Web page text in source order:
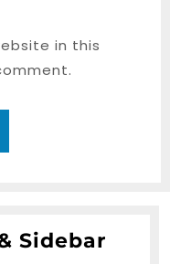
in this
Sidebar